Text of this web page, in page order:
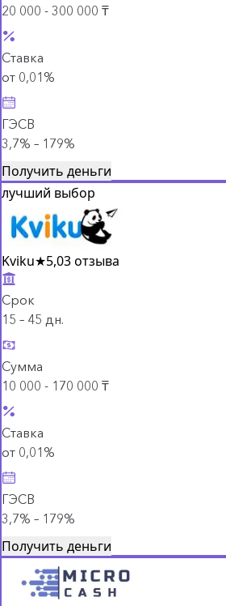
20 000 - 300 000 ₸
Ставка
от 0,01%
ГЭСВ
3,7% – 179%
Получить деньги
лучший выбор
Kviku★5,03 отзыва
Срок
15 – 45 дн.
Сумма
10 000 - 170 000 ₸
Ставка
от 0,01%
ГЭСВ
3,7% – 179%
Получить деньги